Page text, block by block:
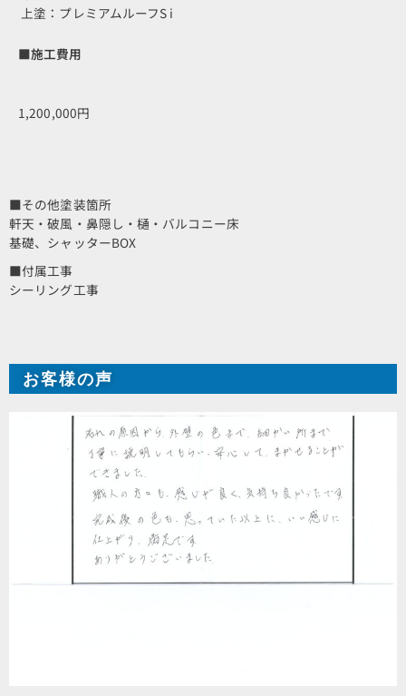
上塗：プレミアムルーフS i
■施工費用
1,200,000円
■その他塗装箇所
軒天・破風・鼻隠し・樋・バルコニー床
基礎、シャッターBOX
■付属工事
シーリング工事
お客様の声